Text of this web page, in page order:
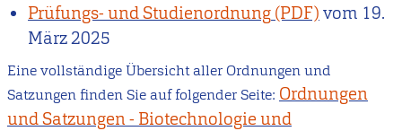
Prüfungs- und Studienordnung
vom 19.
März 2025
Eine vollständige Übersicht aller Ordnungen und
Satzungen finden Sie auf folgender Seite: Ordnungen
und Satzungen - Biotechnologie und